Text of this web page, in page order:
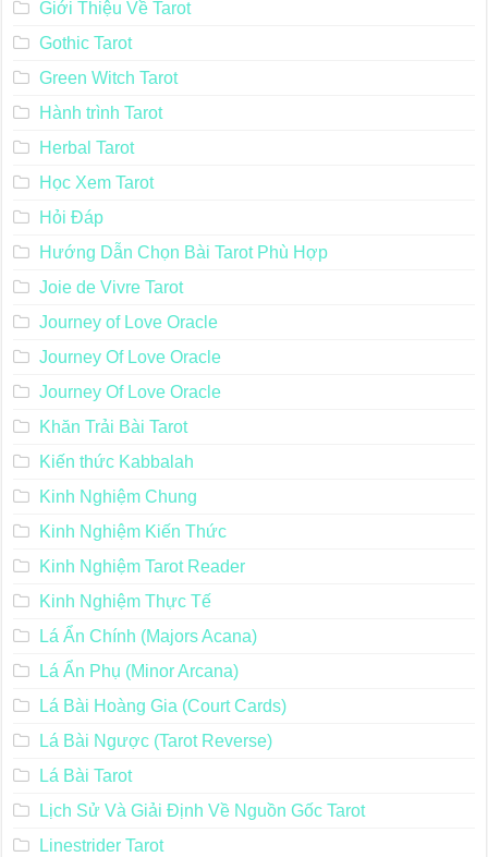
Giới Thiệu Về Tarot
Gothic Tarot
Green Witch Tarot
Hành trình Tarot
Herbal Tarot
Học Xem Tarot
Hỏi Đáp
Hướng Dẫn Chọn Bài Tarot Phù Hợp
Joie de Vivre Tarot
Journey of Love Oracle
Journey Of Love Oracle
Journey Of Love Oracle
Khăn Trải Bài Tarot
Kiến thức Kabbalah
Kinh Nghiệm Chung
Kinh Nghiệm Kiến Thức
Kinh Nghiệm Tarot Reader
Kinh Nghiệm Thực Tế
Lá Ẩn Chính (Majors Acana)
Lá Ẩn Phụ (Minor Arcana)
Lá Bài Hoàng Gia (Court Cards)
Lá Bài Ngược (Tarot Reverse)
Lá Bài Tarot
Lịch Sử Và Giải Định Về Nguồn Gốc Tarot
Linestrider Tarot